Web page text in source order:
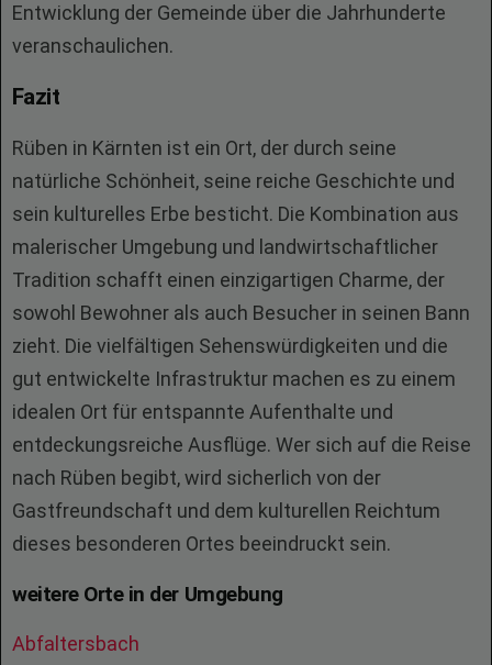
Entwicklung der Gemeinde über die Jahrhunderte
veranschaulichen.
Fazit
Rüben in Kärnten ist ein Ort, der durch seine
natürliche Schönheit, seine reiche Geschichte und
sein kulturelles Erbe besticht. Die Kombination aus
malerischer Umgebung und landwirtschaftlicher
Tradition schafft einen einzigartigen Charme, der
sowohl Bewohner als auch Besucher in seinen Bann
zieht. Die vielfältigen Sehenswürdigkeiten und die
gut entwickelte Infrastruktur machen es zu einem
idealen Ort für entspannte Aufenthalte und
entdeckungsreiche Ausflüge. Wer sich auf die Reise
nach Rüben begibt, wird sicherlich von der
Gastfreundschaft und dem kulturellen Reichtum
dieses besonderen Ortes beeindruckt sein.
weitere Orte in der Umgebung
Abfaltersbach